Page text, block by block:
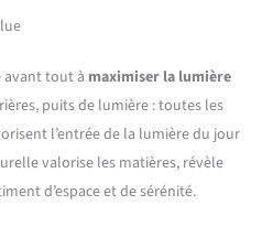
avant tout à maximiser la lumière
puits de lumière : toutes les
l’entrée de la lumière du jour
valorise les matières, révèle
d’espace et de sérénité.